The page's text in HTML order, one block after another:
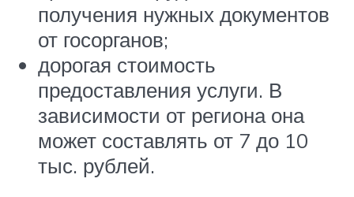
получения нужных документов
от госорганов;
дорогая стоимость
предоставления услуги. В
зависимости от региона она
может составлять от 7 до 10
тыс. рублей.